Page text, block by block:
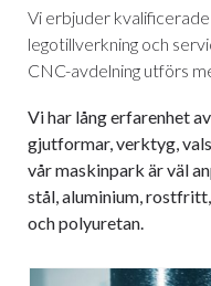
Vi erbjuder
legotillverkning och
CNC-avdelning utförs
Vi har lång erfarenhet
gjutformar, verktyg,
vår maskinpark är väl
stål, aluminium,
och polyuretan.